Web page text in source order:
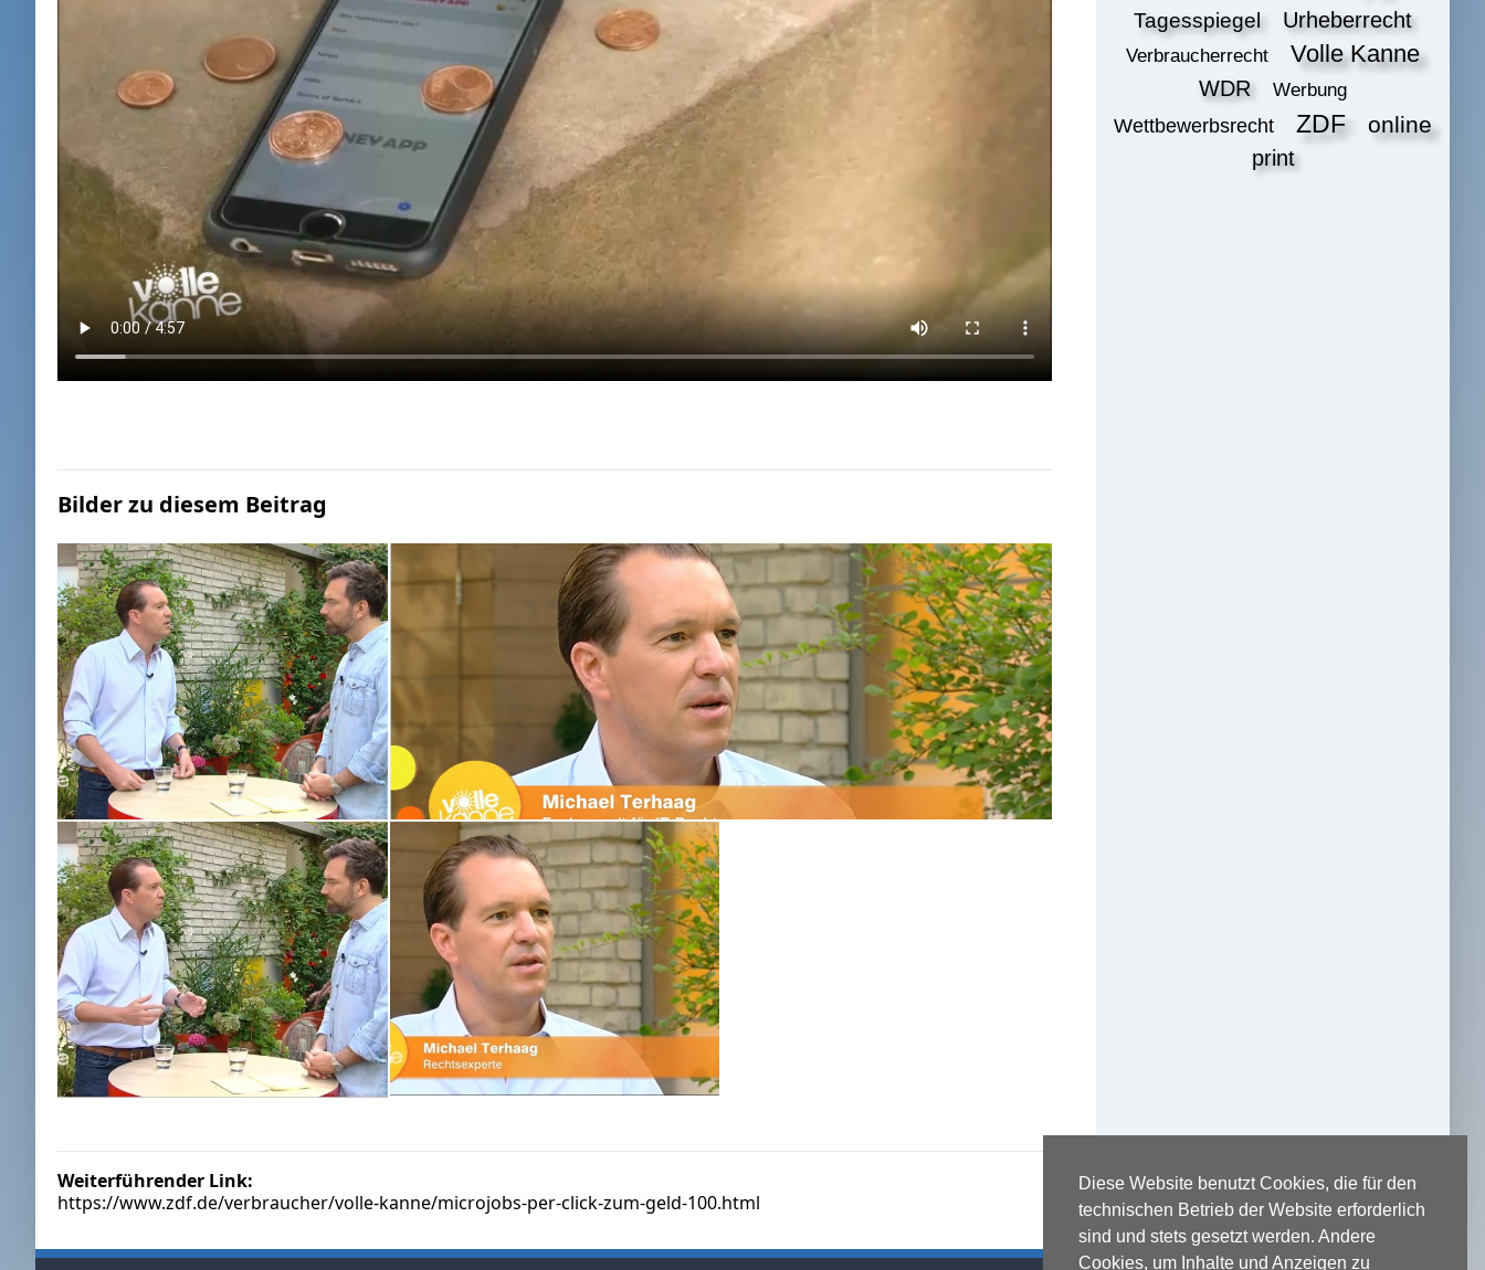
Diese Website benutzt Cookies, die für den
technischen Betrieb der Website erforderlich
sind und stets gesetzt werden. Andere
Cookies, um Inhalte und Anzeigen zu
Bilder zu diesem Beitrag
Weiterführender Link:
https://www.zdf.de/verbraucher/volle-kanne/microjobs-per-click-zum-geld-100.html
Tagesspiegel Urheberrecht
Verbraucherrecht Volle Kanne
WDR Werbung
Wettbewerbsrecht ZDF online
print